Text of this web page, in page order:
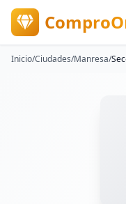
Inicio/Ciudades/Manresa/